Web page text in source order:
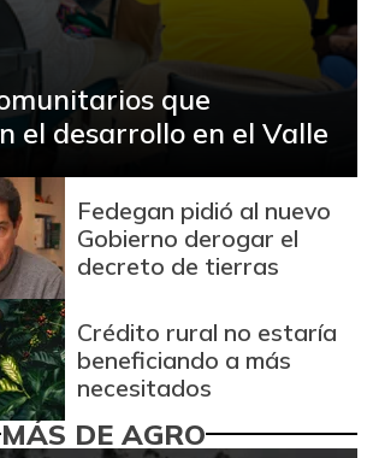
que
el desarrollo en el Valle
Fedegan pidió al nuevo
Gobierno derogar el
decreto de tierras
Crédito rural no estaría
beneficiando a más
necesitados
MÁS DE AGRO